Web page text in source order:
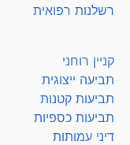
רשלנות רפואית
קניין רוחני
תביעה ייצוגית
תביעות קטנות
תביעות כספיות
דיני עמותות